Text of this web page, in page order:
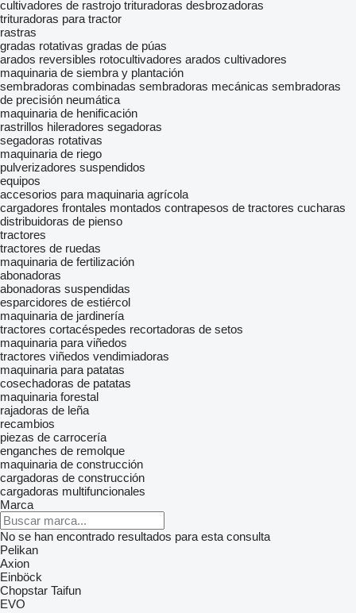
cultivadores de rastrojo trituradoras desbrozadoras
trituradoras para tractor
rastras
gradas rotativas gradas de púas
arados reversibles rotocultivadores arados cultivadores
maquinaria de siembra y plantación
sembradoras combinadas sembradoras mecánicas sembradoras
de precisión neumática
maquinaria de henificación
rastrillos hileradores segadoras
segadoras rotativas
maquinaria de riego
pulverizadores suspendidos
equipos
accesorios para maquinaria agrícola
cargadores frontales montados contrapesos de tractores cucharas
distribuidoras de pienso
tractores
tractores de ruedas
maquinaria de fertilización
abonadoras
abonadoras suspendidas
esparcidores de estiércol
maquinaria de jardinería
tractores cortacéspedes recortadoras de setos
maquinaria para viñedos
tractores viñedos vendimiadoras
maquinaria para patatas
cosechadoras de patatas
maquinaria forestal
rajadoras de leña
recambios
piezas de carrocería
enganches de remolque
maquinaria de construcción
cargadoras de construcción
cargadoras multifuncionales
Marca
No se han encontrado resultados para esta consulta
Pelikan
Axion
Einböck
Chopstar Taifun
EVO